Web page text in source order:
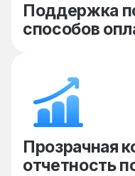
Поддержка
способов
Прозрачная
отчетность